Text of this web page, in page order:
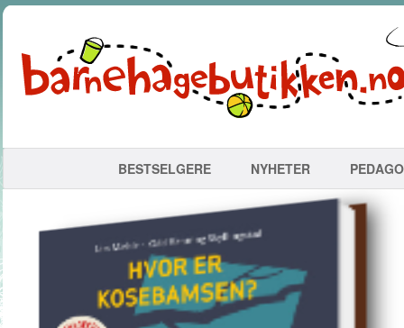
BESTSELGERE NYHETER